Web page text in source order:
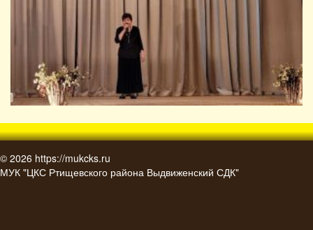
© 2026 https://mukcks.ru
МУК "ЦКС Ртищевского района Выдвиженский СДК"